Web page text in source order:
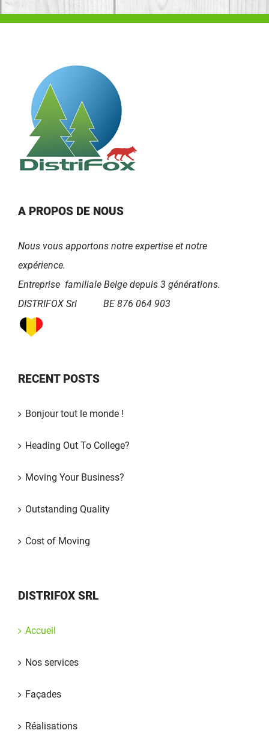
A PROPOS DE NOUS
Nous vous apportons notre expertise et notre
expérience.
Entreprise familiale Belge depuis 3 générations.
DISTRIFOX Srl BE 876 064 903
RECENT POSTS
Bonjour tout le monde !
Heading Out To College?
Moving Your Business?
Outstanding Quality
Cost of Moving
DISTRIFOX SRL
Accueil
Nos services
Façades
Réalisations